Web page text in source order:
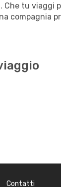
Che tu viaggi
compagnia
Contatti